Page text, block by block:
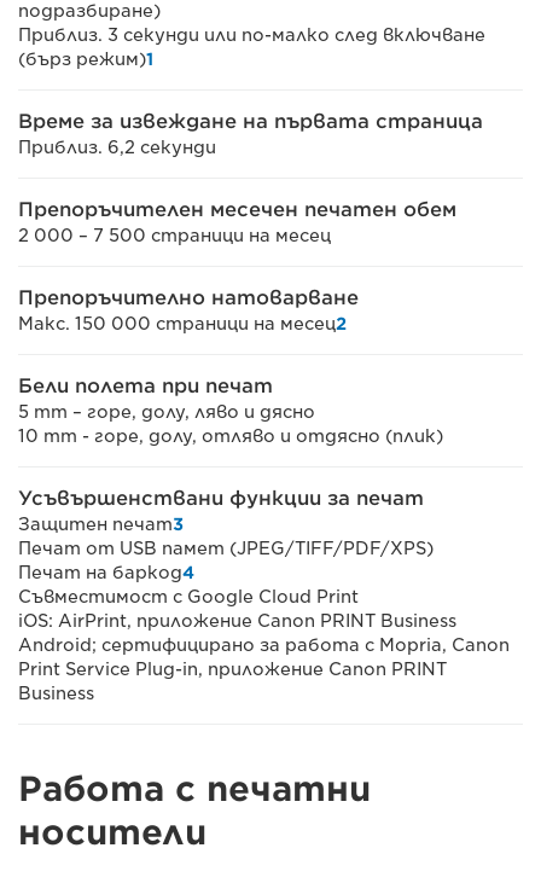
подразбиране)
Приблиз. 3 секунди или по-малко след включване
(бърз режим)1
Време за извеждане на първата страница
Приблиз. 6,2 секунди
Препоръчителен месечен печатен обем
2 000 – 7 500 страници на месец
Препоръчително натоварване
Макс. 150 000 страници на месец2
Бели полета при печат
5 mm – горе, долу, ляво и дясно
10 mm - горе, долу, отляво и отдясно (плик)
Усъвършенствани функции за печат
Защитен печат3
Печат от USB памет (JPEG/TIFF/PDF/XPS)
Печат на баркод4
Съвместимост с Google Cloud Print
iOS: AirPrint, приложение Canon PRINT Business
Android; сертифицирано за работа с Mopria, Canon
Print Service Plug-in, приложение Canon PRINT
Business
Работа с печатни
носители